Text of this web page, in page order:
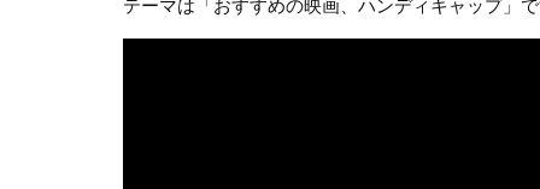
テーマは「おすすめの映画、ハンディキャップ」